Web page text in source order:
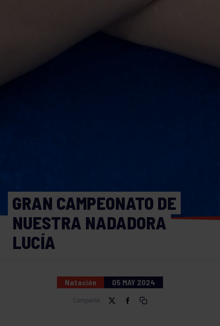
GRAN CAMPEONATO DE
NUESTRA NADADORA
LUCÍA
Natación 05 MAY 2024
Comparte